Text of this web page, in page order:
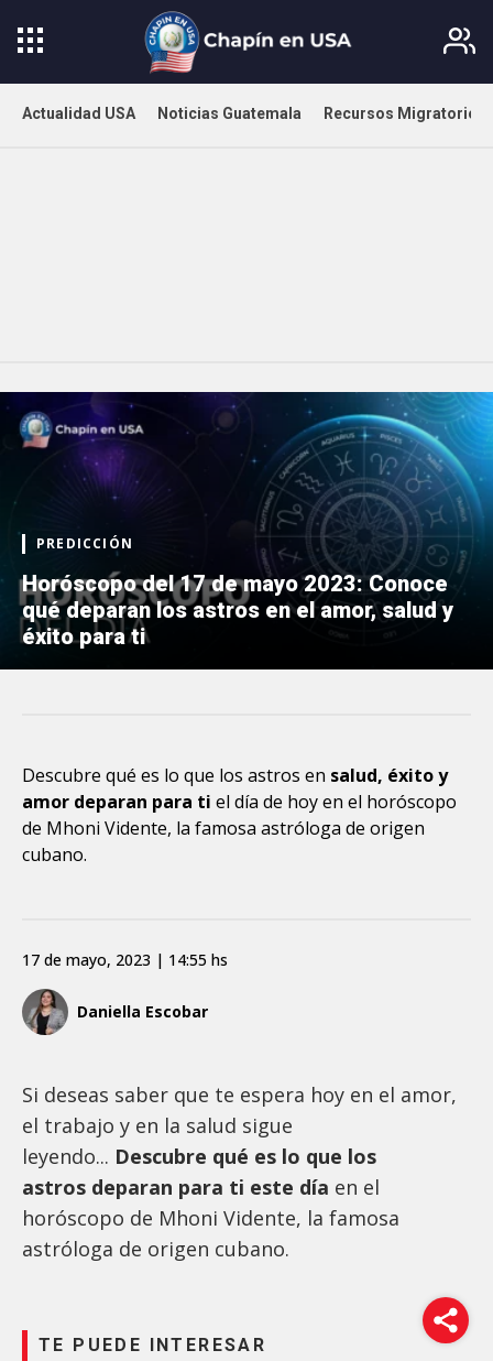
Actualidad USA Noticias Guatemala Recursos Migratorios
PREDICCIÓN
Horóscopo del 17 de mayo 2023: Conoce
qué deparan los astros en el amor, salud y
éxito para ti
Descubre qué es lo que los astros en salud, éxito y
amor deparan para ti el día de hoy en el horóscopo
de Mhoni Vidente, la famosa astróloga de origen
cubano.
Daniella Escobar
17 de mayo, 2023 | 14:55 hs
Si deseas saber que te espera hoy en el amor,
el trabajo y en la salud sigue
leyendo... Descubre qué es lo que los
astros deparan para ti este día en el
horóscopo de Mhoni Vidente, la famosa
astróloga de origen cubano.
TE PUEDE INTERESAR